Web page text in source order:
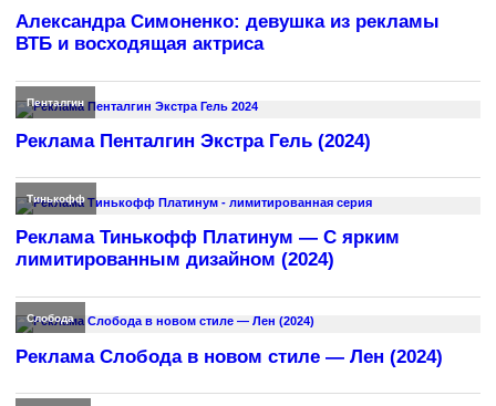
Александра Симоненко: девушка из рекламы
ВТБ и восходящая актриса
Пенталгин
Реклама Пенталгин Экстра Гель (2024)
Тинькофф
Реклама Тинькофф Платинум — С ярким
лимитированным дизайном (2024)
Слобода
Реклама Слобода в новом стиле — Лен (2024)